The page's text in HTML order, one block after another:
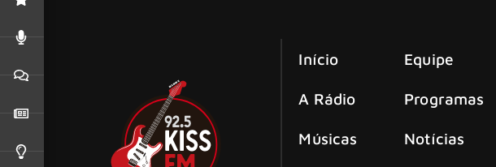
Início
A Rádio
Músicas
Equipe
Programas
Notícias